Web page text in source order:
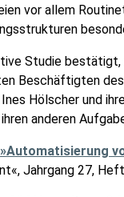
vor allem
Studie
Beschäftigten
Ines Hölscher und
anderen
»Automatisierung
Jahrgang 27,